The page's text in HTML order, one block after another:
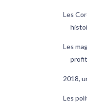
Les
Les
2018,
Les